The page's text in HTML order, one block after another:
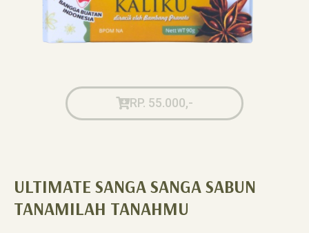
RP. 55.000,-
ULTIMATE SANGA SANGA SABUN
TANAMILAH TANAHMU